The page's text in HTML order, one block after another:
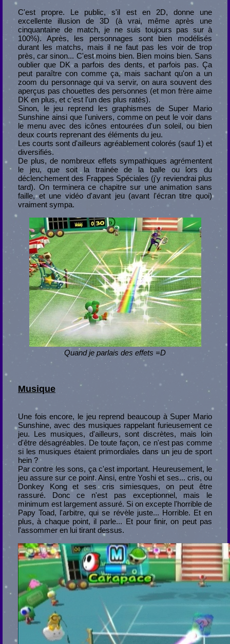
C'est propre. Le public, s'il est en 2D, donne une
excellente illusion de 3D (à vrai, même après une
cinquantaine de match, je ne suis toujours pas sur à
100%). Après, les personnages sont bien modélisés
durant les matchs, mais il ne faut pas les voir de trop
près, car sinon... C'est moins bien. Bien moins bien. Sans
oublier que DK a parfois des dents, et parfois pas. Ça
peut paraître con comme ça, mais sachant qu'on a un
zoom du personnage qui va servir, on aura souvent des
aperçus pas chouettes des personnes (et mon frère aime
DK en plus, et c'est l'un des plus ratés).
Sinon, le jeu reprend les graphismes de Super Mario
Sunshine ainsi que l'univers, comme on peut le voir dans
le menu avec des icônes entourées d'un soleil, ou bien
deux courts reprenant des éléments du jeu.
Les courts sont d'ailleurs agréablement colorés (sauf 1) et
diversifiés.
De plus, de nombreux effets sympathiques agrémentent
le jeu, que soit la trainée de la balle ou lors du
déclenchement des Frappes Spéciales (j'y reviendrai plus
tard). On terminera ce chapitre sur une animation sans
faille, et une vidéo d'avant jeu (avant l'écran titre quoi)
vraiment sympa.
Quand je parlais des effets =D
Musique
Une fois encore, le jeu reprend beaucoup à Super Mario
Sunshine, avec des musiques rappelant furieusement ce
jeu. Les musiques, d'ailleurs, sont discrètes, mais loin
d'être désagréables. De toute façon, ce n'est pas comme
si les musiques étaient primordiales dans un jeu de sport
hein ?
Par contre les sons, ça c'est important. Heureusement, le
jeu assure sur ce point. Ainsi, entre Yoshi et ses... cris, ou
Donkey Kong et ses cris simiesques, on peut être
rassuré. Donc ce n'est pas exceptionnel, mais le
minimum est largement assuré. Si on excepte l'horrible de
Papy Toad, l'arbitre, qui se révèle juste... Horrible. Et en
plus, à chaque point, il parle... Et pour finir, on peut pas
l'assommer en lui tirant dessus.